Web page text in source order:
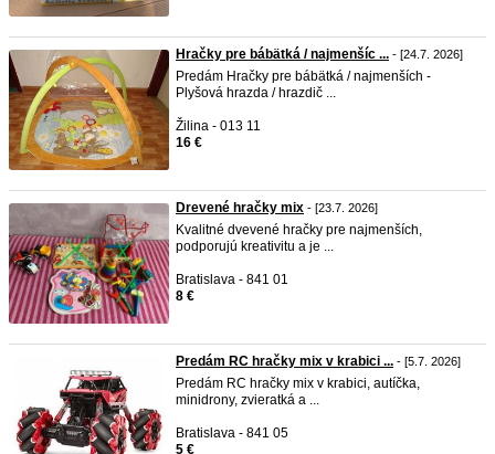
Hračky pre bábätká / najmenšíc ... - [24.7. 2026]
Predám Hračky pre bábätká / najmenších -
Plyšová hrazda / hrazdič ...
Žilina - 013 11
16 €
Drevené hračky mix - [23.7. 2026]
Kvalitné dvevené hračky pre najmenších,
podporujú kreativitu a je ...
Bratislava - 841 01
8 €
Predám RC hračky mix v krabici ... - [5.7. 2026]
Predám RC hračky mix v krabici, autíčka,
minidrony, zvieratká a ...
Bratislava - 841 05
5 €